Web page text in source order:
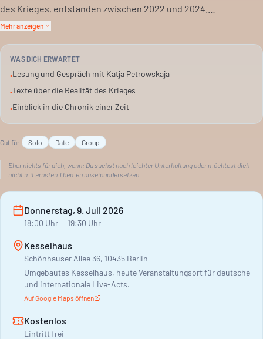
des Krieges, entstanden zwischen 2022 und 2024.
Kolumnen beginnen vor dem Krieg, mit einer Landschaft in
Georgien. Dann der Schock: „Mein Kiew!“ Es geht um die
unfassbare Realität des Krieges und wie er das Leben
Und wie er die Menschen verändert, die ihm standhalten oder
zuschauen. Martin Jankowski moderiert das Gespräch. Eine
Lesung, die zum Nachdenken anregt.
Mehr anzeigen
WAS DICH ERWARTET
•Lesung und Gespräch mit Katja Petrowskaja
•Texte über die Realität des Krieges
•Einblick in die Chronik einer Zeit
Gut für Solo Date Group
Eher nichts für dich, wenn: Du suchst nach leichter Unterhaltung oder möchtest dich
nicht mit ernsten Themen auseinandersetzen.
Donnerstag, 9. Juli 2026
18:00 Uhr— 19:30 Uhr
Kesselhaus
Schönhauser Allee 36, 10435 Berlin
Umgebautes Kesselhaus, heute Veranstaltungsort für deutsche
und internationale Live-Acts.
Auf Google Maps öffnen
Kostenlos
Eintritt frei